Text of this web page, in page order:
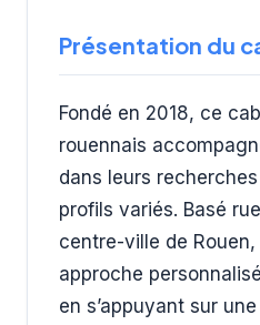
Présentation du
Fondé en 2018, ce
rouennais
dans leurs
profils variés. Basé
centre-ville de
approche
en s’appuyant sur